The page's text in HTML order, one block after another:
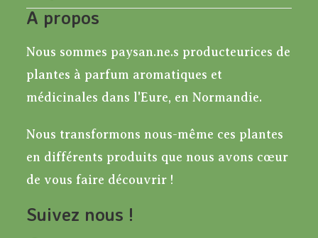
A propos
Nous sommes paysan.ne.s producteurices de
plantes à parfum aromatiques et
médicinales dans l'Eure, en Normandie.
Nous transformons nous-même ces plantes
en différents produits que nous avons cœur
de vous faire découvrir !
Suivez nous !